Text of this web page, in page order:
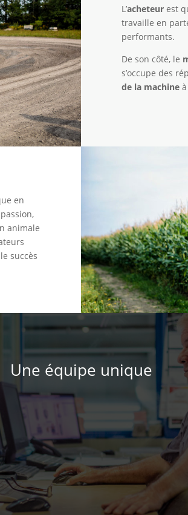
L’acheteur est
travaille en
performants.
De son côté, le
s’occupe des
de la machine
en
animale
succès
Une équipe unique

Fidèle
Des professionnels qui travaillent à la
meunerie depuis plusieurs années.